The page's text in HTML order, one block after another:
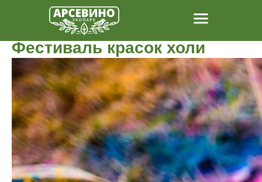
Фестиваль красок холи